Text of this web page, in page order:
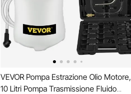
VEVOR Pompa Estrazione Olio Motore,
10 Litri Pompa Trasmissione Fluido